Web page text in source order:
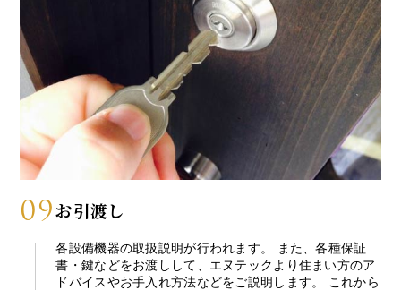
09お引渡し
各設備機器の取扱説明が行われます。 また、各種保証
書・鍵などをお渡しして、エヌテックより住まい方のア
ドバイスやお手入れ方法などをご説明します。 これから